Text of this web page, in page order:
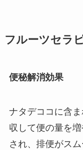
フルーツセラ
便秘解消効果
ナタデココに含
収して便の量を
され、排便がス